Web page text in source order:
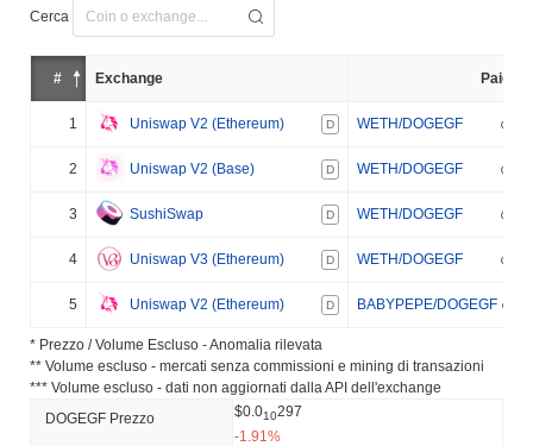
Cerca
# Exchange Paio
1 Uniswap V2 (Ethereum) D WETH/DOGEGF
2 Uniswap V2 (Base) D WETH/DOGEGF
3 SushiSwap D WETH/DOGEGF
4 Uniswap V3 (Ethereum) D WETH/DOGEGF
5 Uniswap V2 (Ethereum) D BABYPEPE/DOGEGF
* Prezzo / Volume Escluso - Anomalia rilevata
** Volume escluso - mercati senza commissioni e mining di transazioni
*** Volume escluso - dati non aggiornati dalla API dell'exchange
DOGEGF Prezzo
$0.010297
-1.91%